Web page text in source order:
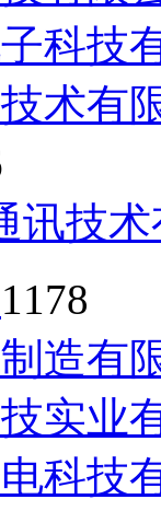
科技
术有
讯技
1178
造有
实业
科技